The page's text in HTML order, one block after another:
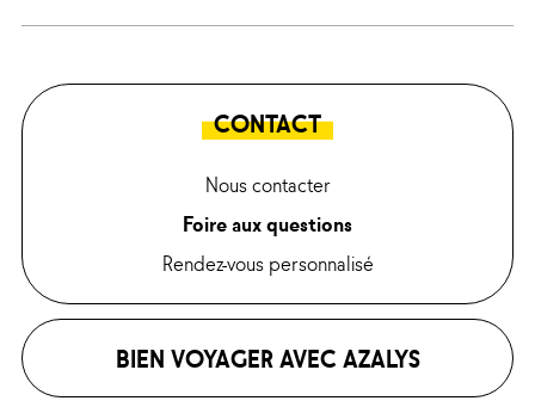
CONTACT
Nous contacter
Foire aux questions
Rendez-vous personnalisé
BIEN VOYAGER AVEC AZALYS